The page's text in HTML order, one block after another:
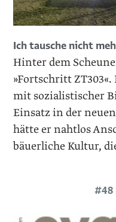
Ich tausche nicht
Hinter dem
»Fortschritt
mit sozialistischer
Einsatz in der
hätte er nahtlos
bäuerliche Kultur,
#48